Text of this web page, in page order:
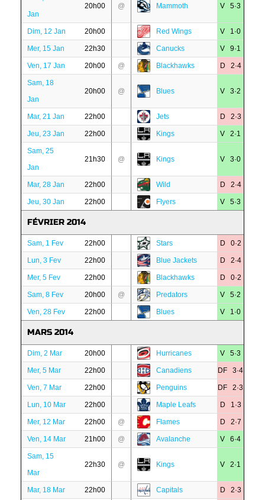
Jan
20h00 @ Mammoth V 5·3
Dim, 12 Jan 20h00 Red Wings V 1·0
Mer, 15 Jan 22h30 Canucks V 9·1
Ven, 17 Jan 20h00 @ Blackhawks D 2·4
Sam, 18
Jan
20h00 @ Blues V 3·2
Mar, 21 Jan 22h00 Jets D 2·3
Jeu, 23 Jan 22h00 Kings V 2·1
Sam, 25
Jan
21h30 @ Kings V 3·0
Mar, 28 Jan 22h00 Wild D 2·4
Jeu, 30 Jan 22h00 Flyers V 5·3
FÉVRIER 2014
Sam, 1 Fev 22h00 Stars D 0·2
Lun, 3 Fev 22h00 Blue Jackets D 2·4
Mer, 5 Fev 22h00 Blackhawks D 0·2
Sam, 8 Fev 20h00 @ Predators V 5·2
Ven, 28 Fev 22h00 Blues V 1·0
MARS 2014
Dim, 2 Mar 20h00 Hurricanes V 5·3
Mer, 5 Mar 22h00 Canadiens DF 3·4
Ven, 7 Mar 22h00 Penguins DF 2·3
Lun, 10 Mar 22h00 Maple Leafs D 1·3
Mer, 12 Mar 22h00 @ Flames D 2·7
Ven, 14 Mar 21h00 @ Avalanche V 6·4
Sam, 15
Mar
22h30 @ Kings V 2·1
Mar, 18 Mar 22h00 Capitals D 2·3